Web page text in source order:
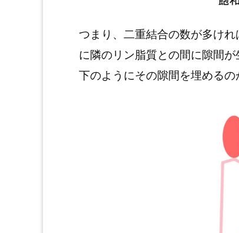
つまり、二重結合の数が多け
に隣のリン脂質との間に隙間
下のようにその隙間を埋めるの